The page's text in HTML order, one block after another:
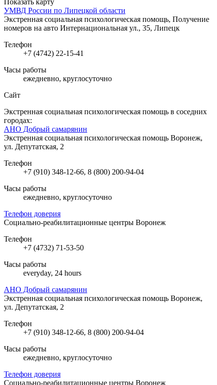
УМВД России по Липецкой области
Экстренная социальная психологическая помощь, Получение
номеров на авто Интернациональная ул., 35, Липецк
Телефон
+7 (4742) 22-15-41
Часы работы
ежедневно, круглосуточно
Сайт
Экстренная социальная психологическая помощь в соседних
городах:
АНО Добрый самарянин
Экстренная социальная психологическая помощь Воронеж,
ул. Депутатская, 2
Телефон
+7 (910) 348-12-66, 8 (800) 200-94-04
Часы работы
ежедневно, круглосуточно
Телефон доверия
Социально-реабилитационные центры Воронеж
Телефон
+7 (4732) 71-53-50
Часы работы
everyday, 24 hours
АНО Добрый самарянин
Экстренная социальная психологическая помощь Воронеж,
ул. Депутатская, 2
Телефон
+7 (910) 348-12-66, 8 (800) 200-94-04
Часы работы
ежедневно, круглосуточно
Телефон доверия
Социально-реабилитационные центры Воронеж